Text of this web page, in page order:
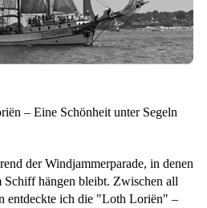
– Eine Schönheit unter Segeln
der Windjammerparade, in denen
hängen bleibt. Zwischen all
entdeckte ich die "Loth Loriën" –